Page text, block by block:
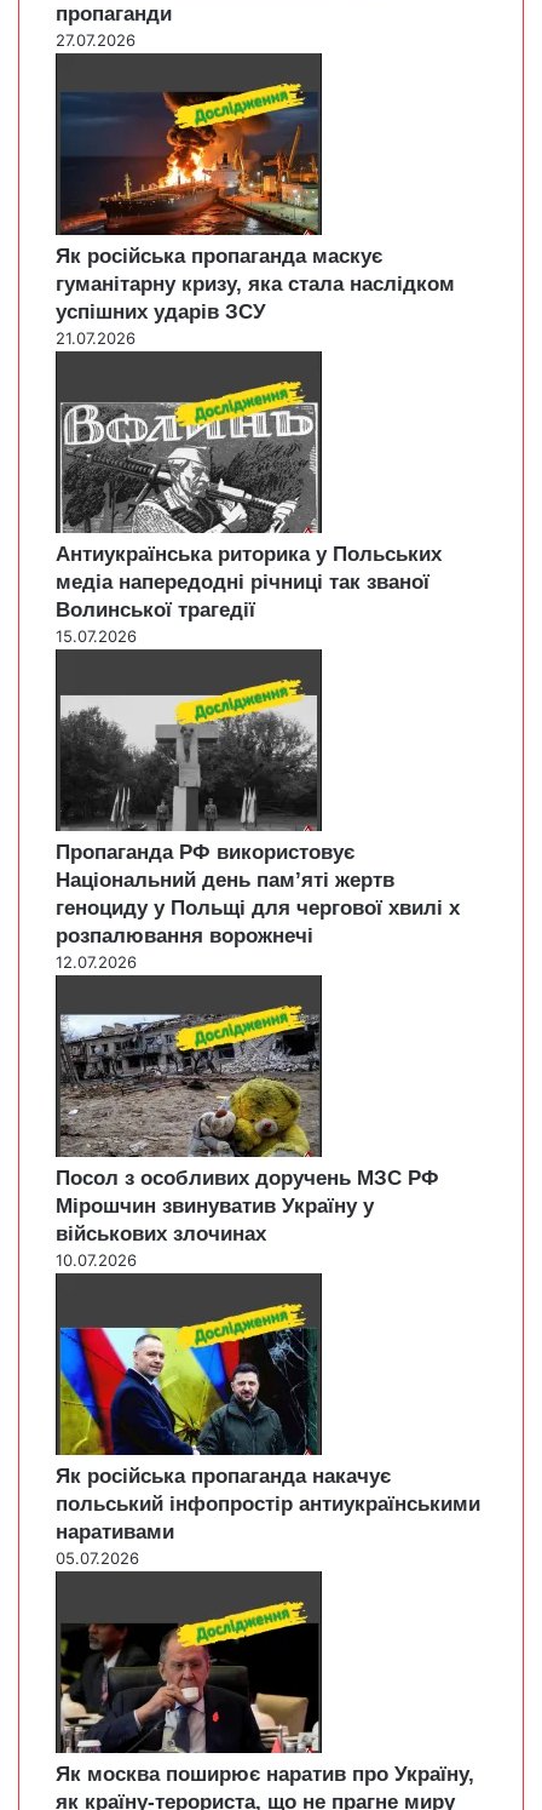
пропаганди
27.07.2026
Як російська пропаганда маскує
гуманітарну кризу, яка стала наслідком
успішних ударів ЗСУ
21.07.2026
Антиукраїнська риторика у Польських
медіа напередодні річниці так званої
Волинської трагедії
15.07.2026
Пропаганда РФ використовує
Національний день пам’яті жертв
геноциду у Польщі для чергової хвилі х
розпалювання ворожнечі
12.07.2026
Посол з особливих доручень МЗС РФ
Мірошчин звинуватив Україну у
військових злочинах
10.07.2026
Як російська пропаганда накачує
польський інфопростір антиукраїнськими
наративами
05.07.2026
Як москва поширює наратив про Україну,
як країну-терориста, що не прагне миру